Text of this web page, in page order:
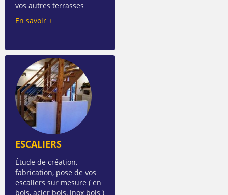
vos autres terrasses
En savoir +
ESCALIERS
Étude de création,
fabrication, pose de vos
escaliers sur mesure ( en
bois, acier bois, inox bois )